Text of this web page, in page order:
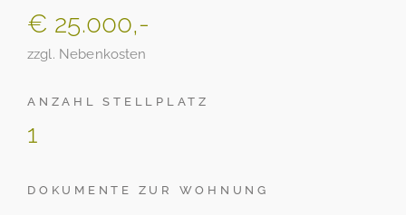
€ 25.000,-
zzgl. Nebenkosten
ANZAHL STELLPLATZ
1
DOKUMENTE ZUR WOHNUNG